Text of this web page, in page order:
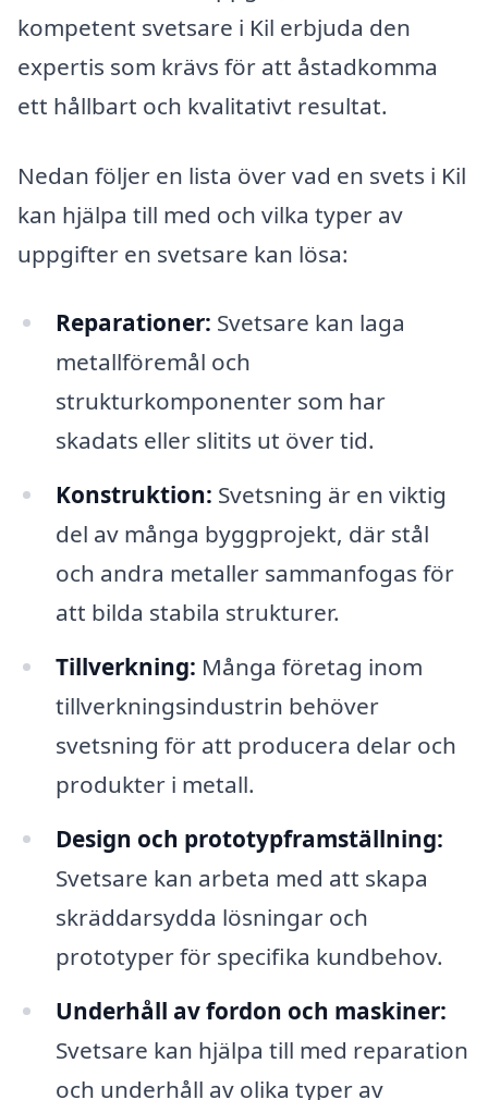
kompetent svetsare i Kil erbjuda den
expertis som krävs för att åstadkomma
ett hållbart och kvalitativt resultat.
Nedan följer en lista över vad en svets i Kil
kan hjälpa till med och vilka typer av
uppgifter en svetsare kan lösa:
Reparationer: Svetsare kan laga
metallföremål och
strukturkomponenter som har
skadats eller slitits ut över tid.
Konstruktion: Svetsning är en viktig
del av många byggprojekt, där stål
och andra metaller sammanfogas för
att bilda stabila strukturer.
Tillverkning: Många företag inom
tillverkningsindustrin behöver
svetsning för att producera delar och
produkter i metall.
Design och prototypframställning:
Svetsare kan arbeta med att skapa
skräddarsydda lösningar och
prototyper för specifika kundbehov.
Underhåll av fordon och maskiner:
Svetsare kan hjälpa till med reparation
och underhåll av olika typer av